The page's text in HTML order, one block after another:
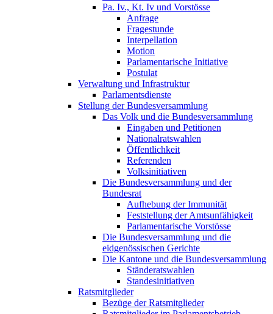
Pa. Iv., Kt. Iv und Vorstösse
Anfrage
Fragestunde
Interpellation
Motion
Parlamentarische Initiative
Postulat
Verwaltung und Infrastruktur
Parlamentsdienste
Stellung der Bundesversammlung
Das Volk und die Bundesversammlung
Eingaben und Petitionen
Nationalratswahlen
Öffentlichkeit
Referenden
Volksinitiativen
Die Bundesversammlung und der
Bundesrat
Aufhebung der Immunität
Feststellung der Amtsunfähigkeit
Parlamentarische Vorstösse
Die Bundesversammlung und die
eidgenössischen Gerichte
Die Kantone und die Bundesversammlung
Ständeratswahlen
Standesinitiativen
Ratsmitglieder
Bezüge der Ratsmitglieder